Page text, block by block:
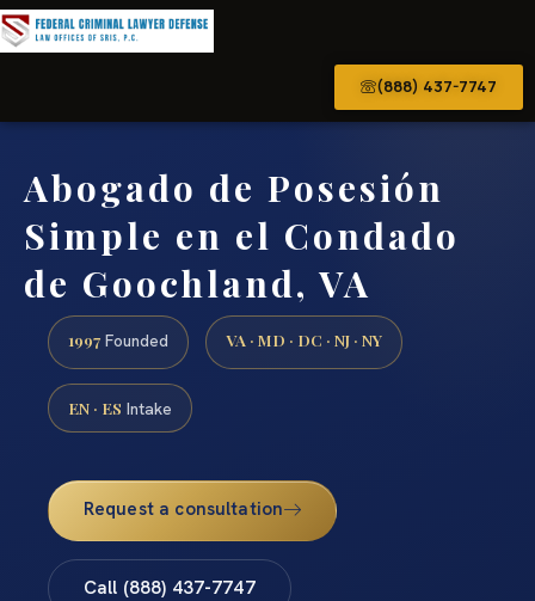
(888) 437-7747
Abogado de Posesión
Simple en el Condado
de Goochland, VA
1997 Founded VA · MD · DC · NJ · NY
EN · ES Intake
Request a consultation
Call (888) 437-7747